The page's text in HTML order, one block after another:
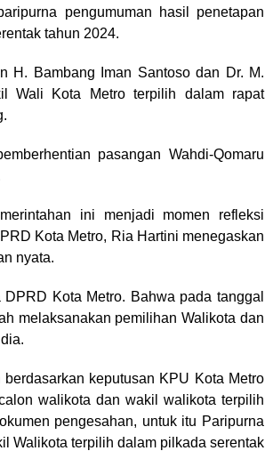
pengumuman hasil penetapan
tahun 2024.
H. Bambang Iman Santoso dan Dr. M.
Wali Kota Metro terpilih dalam rapat
pasangan Wahdi-Qomaru
ini menjadi momen refleksi
Kota Metro, Ria Hartini menegaskan
nyata.
Kota Metro. Bahwa pada tanggal
melaksanakan pemilihan Walikota dan
keputusan KPU Kota Metro
walikota dan wakil walikota terpilih
pengesahan, untuk itu Paripurna
Walikota terpilih dalam pilkada serentak